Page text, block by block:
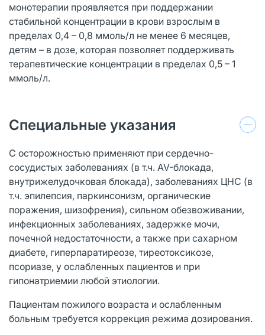
монотерапии проявляется при поддержании
стабильной концентрации в крови взрослым в
пределах 0,4 – 0,8 ммоль/л не менее 6 месяцев,
детям – в дозе, которая позволяет поддерживать
терапевтические концентрации в пределах 0,5 – 1
ммоль/л.
Специальные указания
С осторожностью применяют при сердечно-
сосудистых заболеваниях (в т.ч. AV-блокада,
внутрижелудочковая блокада), заболеваниях ЦНС (в
т.ч. эпилепсия, паркинсонизм, органические
поражения, шизофрения), сильном обезвоживании,
инфекционных заболеваниях, задержке мочи,
почечной недостаточности, а также при сахарном
диабете, гиперпаратиреозе, тиреотоксикозе,
псориазе, у ослабленных пациентов и при
гипонатриемии любой этиологии.
Пациентам пожилого возраста и ослабленным
больным требуется коррекция режима дозирования.